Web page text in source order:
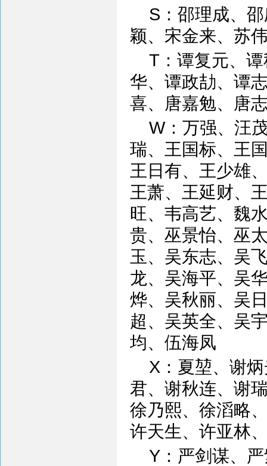
S：邵理成、
颖、宋金来、苏
T：谭复元、
华、谭政劼、谭
喜、唐嘉勉、唐
W：万强、汪
瑞、王国标、王
王日有、王少雄
王萧、王延财、
旺、韦高艺、魏
贵、巫景怡、巫
玉、吴东志、吴
龙、吴海平、吴
烨、吴秋丽、吴
超、吴英全、吴
均、伍海凤
X：夏堃、谢
君、谢秋连、谢
徐乃熙、徐滔略
许天生、许亚林
Y：严剑谋、